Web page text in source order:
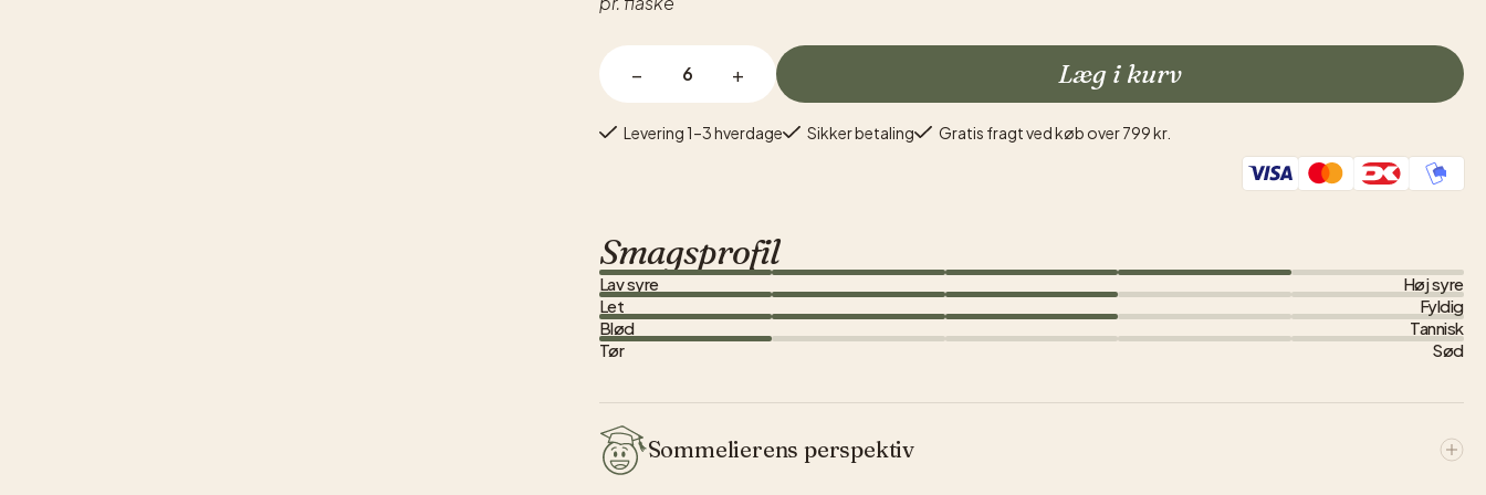
− + Læg i kurv
Levering 1–3 hverdage Sikker betaling Gratis fragt ved køb over 799 kr.
Smagsprofil
Lav syre
Høj syre
Let
Fyldig
Blød
Tannisk
Tør
Sød
Sommelierens perspektiv